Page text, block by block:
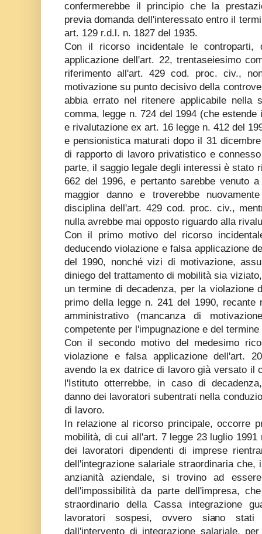
confermerebbe il principio che la
previa domanda dell'interessato entro il
art. 129 r.d.l. n. 1827 del 1935.
Con il ricorso incidentale le controparti,
applicazione dell'art. 22, trentaseiesimo
riferimento all'art. 429 cod. proc. civ.,
motivazione su punto decisivo della
abbia errato nel ritenere applicabile nella
comma, legge n. 724 del 1994 (che
e rivalutazione ex art. 16 legge n. 412 del
e pensionistica maturati dopo il 31
di rapporto di lavoro privatistico e
parte, il saggio legale degli interessi è stato
662 del 1996, e pertanto sarebbe venuto
maggior danno e troverebbe
disciplina dell'art. 429 cod. proc. civ.,
nulla avrebbe mai opposto riguardo alla
Con il primo motivo del ricorso
deducendo violazione e falsa applicazione
del 1990, nonché vizi di motivazione,
diniego del trattamento di mobilità sia
un termine di decadenza, per la violazione
primo della legge n. 241 del 1990, recante
amministrativo (mancanza di
competente per l'impugnazione e del
Con il secondo motivo del medesimo
violazione e falsa applicazione dell'art.
avendo la ex datrice di lavoro già versato il
l'Istituto otterrebbe, in caso di
danno dei lavoratori subentrati nella
di lavoro.
In relazione al ricorso principale, occorre
mobilità, di cui all'art. 7 legge 23 luglio
dei lavoratori dipendenti di imprese
dell'integrazione salariale straordinaria che,
anzianità aziendale, si trovino ad
dell'impossibilità da parte dell'impresa,
straordinario della Cassa integrazione
lavoratori sospesi, ovvero siano stati
dall'intervento di integrazione salariale,